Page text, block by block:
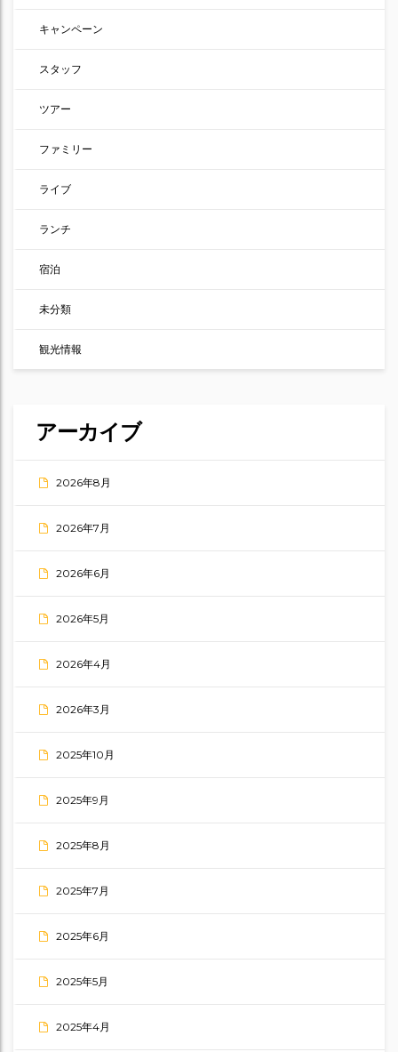
キャンペーン
スタッフ
ツアー
ファミリー
ライブ
ランチ
宿泊
未分類
観光情報
アーカイブ
2026年8月
2026年7月
2026年6月
2026年5月
2026年4月
2026年3月
2025年10月
2025年9月
2025年8月
2025年7月
2025年6月
2025年5月
2025年4月